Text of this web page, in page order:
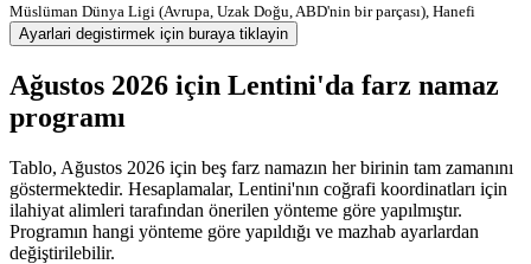
Müslüman Dünya Ligi (Avrupa, Uzak Doğu, ABD'nin bir parçası), Hanefi
Ayarlari degistirmek için buraya tiklayin
Ağustos 2026 için Lentini'da farz namaz
programı
Tablo, Ağustos 2026 için beş farz namazın her birinin tam zamanını
göstermektedir. Hesaplamalar, Lentini'nın coğrafi koordinatları için
ilahiyat alimleri tarafından önerilen yönteme göre yapılmıştır.
Programın hangi yönteme göre yapıldığı ve mazhab ayarlardan
değiştirilebilir.